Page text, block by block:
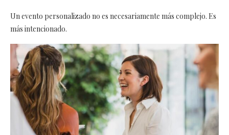
Un evento personalizado no es necesariamente más complejo. Es
más intencionado.